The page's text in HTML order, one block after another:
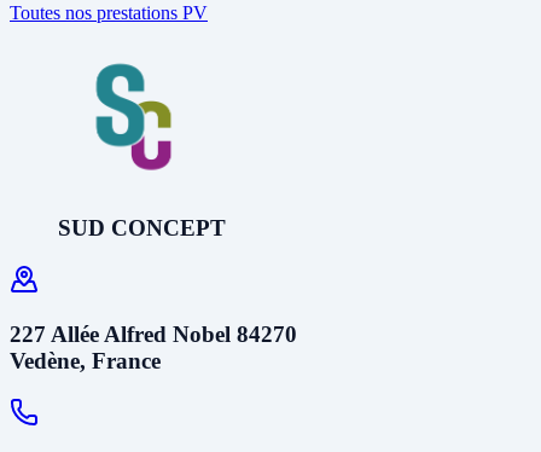
Toutes nos prestations PV
SUD CONCEPT
227 Allée Alfred Nobel 84270
Vedène, France